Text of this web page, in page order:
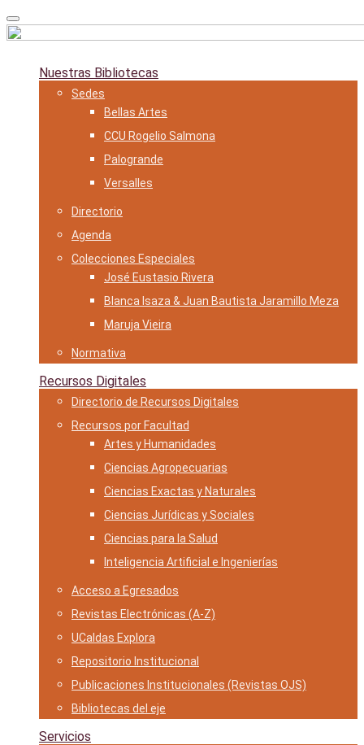
Skip
to
content
Nuestras Bibliotecas
Sedes
Bellas Artes
CCU Rogelio Salmona
Palogrande
Versalles
Directorio
Agenda
Colecciones Especiales
José Eustasio Rivera
Blanca Isaza & Juan Bautista Jaramillo Meza
Maruja Vieira
Normativa
Recursos Digitales
Directorio de Recursos Digitales
Recursos por Facultad
Artes y Humanidades
Ciencias Agropecuarias
Ciencias Exactas y Naturales
Ciencias Jurídicas y Sociales
Ciencias para la Salud
Inteligencia Artificial e Ingenierías
Acceso a Egresados
Revistas Electrónicas (A-Z)
UCaldas Explora
Repositorio Institucional
Publicaciones Institucionales (Revistas OJS)
Bibliotecas del eje
Servicios